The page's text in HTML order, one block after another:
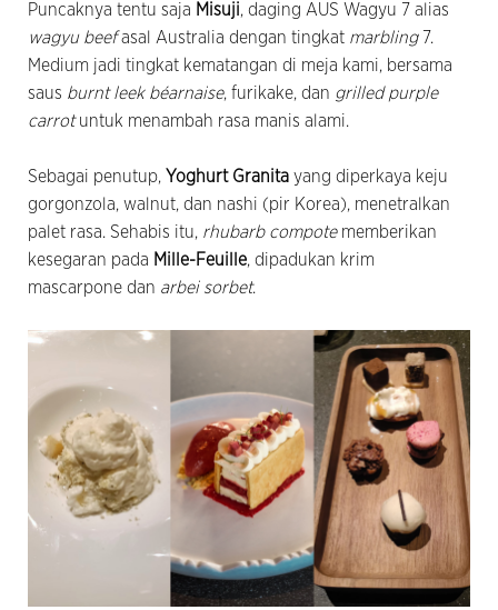
Puncaknya tentu saja Misuji, daging AUS Wagyu 7 alias
wagyu beefasal Australia dengan tingkat marbling 7.
Medium jadi tingkat kematangan di meja kami, bersama
saus burnt leek béarnaise, furikake, dan grilled purple
carrotuntuk menambah rasa manis alami.
Sebagai penutup, Yoghurt Granita yang diperkaya keju
gorgonzola, walnut, dan nashi (pir Korea), menetralkan
palet rasa. Sehabis itu, rhubarb compotememberikan
kesegaran pada Mille-Feuille, dipadukan krim
mascarpone dan arbei sorbet.